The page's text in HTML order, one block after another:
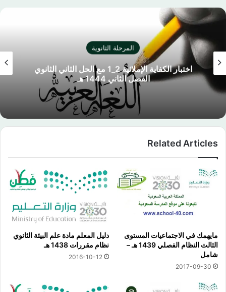
المرحلة الثانوية
اختبار الكفاية الإملائية 2_1 مع الحل الثاني الثانوي
الفصل الثاني 1444 هـ
Related Articles
مايهمك في الاجتماعيات المستوى
الثالث النظام الفصلي 1439 هـ –
شامل
2017-09-30
دليل المعلم مادة علم البيئة الثانوي
نظام مقررات 1438 هـ
2016-10-12